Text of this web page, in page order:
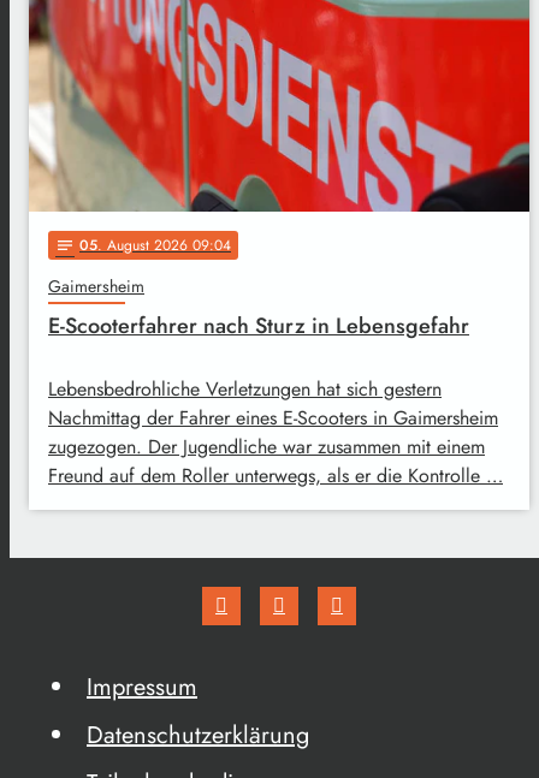
notes 05. August 2026 09:04
Gaimersheim
E-Scooterfahrer nach Sturz in Lebensgefahr
Lebensbedrohliche Verletzungen hat sich gestern
Nachmittag der Fahrer eines E-Scooters in Gaimersheim
zugezogen. Der Jugendliche war zusammen mit einem
Freund auf dem Roller unterwegs, als er die Kontrolle …
Impressum
Datenschutzerklärung